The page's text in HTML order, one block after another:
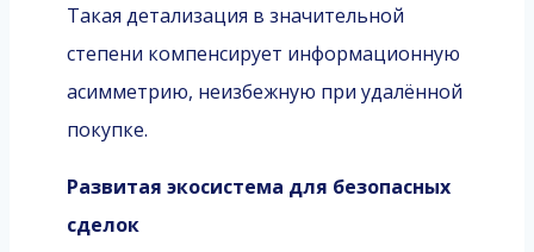
Такая детализация в значительной
степени компенсирует информационную
асимметрию, неизбежную при удалённой
покупке.
Развитая экосистема для безопасных
сделок